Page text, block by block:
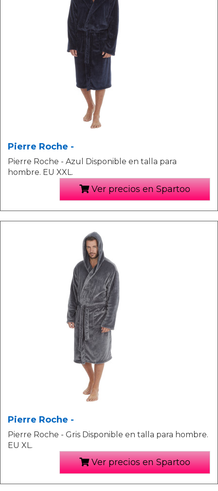
Pierre Roche -
Pierre Roche - Azul Disponible en talla para
hombre. EU XXL.
Ver precios en Spartoo
Pierre Roche -
Pierre Roche - Gris Disponible en talla para hombre.
EU XL.
Ver precios en Spartoo